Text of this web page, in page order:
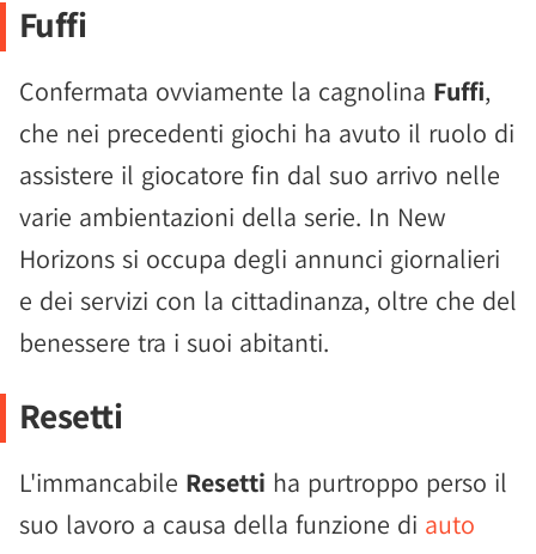
Fuffi
Confermata ovviamente la cagnolina Fuffi,
che nei precedenti giochi ha avuto il ruolo di
assistere il giocatore fin dal suo arrivo nelle
varie ambientazioni della serie. In New
Horizons si occupa degli annunci giornalieri
e dei servizi con la cittadinanza, oltre che del
benessere tra i suoi abitanti.
Resetti
L'immancabile Resetti ha purtroppo perso il
suo lavoro a causa della funzione di auto